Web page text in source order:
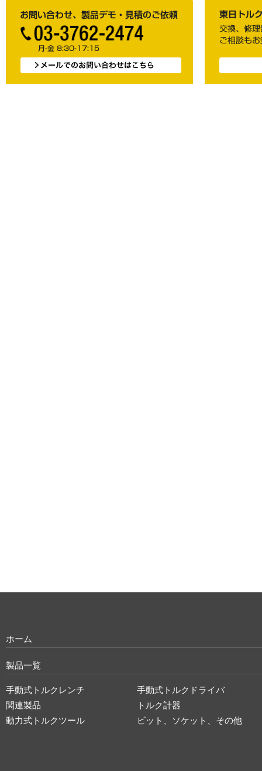
ホーム
製品一覧
手動式トルクレンチ
手動式トルクドライバ
関連製品
トルク計器
動力式トルクツール
ビット、ソケット、その他